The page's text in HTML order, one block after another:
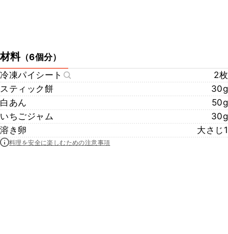
材料（6個分）
冷凍パイシート
2枚
スティック餅
30g
白あん
50g
いちごジャム
30g
溶き卵
大さじ1
料理を安全に楽しむための注意事項